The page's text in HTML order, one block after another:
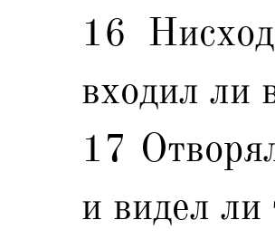
16
входил ли
17
и видел ли